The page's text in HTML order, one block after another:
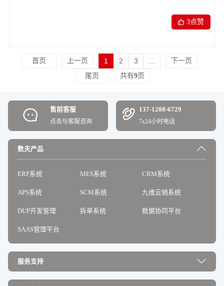
3点赞
首页 上一页 1 2 3
下一页
尾页
共有9页
售前客服
点击与客服咨询
137-1208-6729
7x24小时电话
数夫产品
ERP系统 MES系统 CRM系统
APS系统 SCM系统 九维云销系统
DUP开发管理 拆单系统 数据协同平台
SAAS管理平台
服务支持